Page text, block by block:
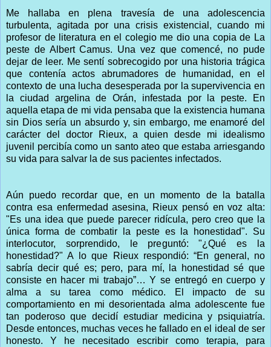
Me hallaba en plena travesía de una adolescencia
turbulenta, agitada por una crisis existencial, cuando mi
profesor de literatura en el colegio me dio una copia de La
peste de Albert Camus. Una vez que comencé, no pude
dejar de leer. Me sentí sobrecogido por una historia trágica
que contenía actos abrumadores de humanidad, en el
contexto de una lucha desesperada por la supervivencia en
la ciudad argelina de Orán, infestada por la peste. En
aquella etapa de mi vida pensaba que la existencia humana
sin Dios sería un absurdo y, sin embargo, me enamoré del
carácter del doctor Rieux, a quien desde mi idealismo
juvenil percibía como un santo ateo que estaba arriesgando
su vida para salvar la de sus pacientes infectados.
Aún puedo recordar que, en un momento de la batalla
contra esa enfermedad asesina, Rieux pensó en voz alta:
"Es una idea que puede parecer ridícula, pero creo que la
única forma de combatir la peste es la honestidad". Su
interlocutor, sorprendido, le preguntó: "¿Qué es la
honestidad?" A lo que Rieux respondió: “En general, no
sabría decir qué es; pero, para mí, la honestidad sé que
consiste en hacer mi trabajo”… Y se entregó en cuerpo y
alma a su tarea como médico. El impacto de su
comportamiento en mi desorientada alma adolescente fue
tan poderoso que decidí estudiar medicina y psiquiatría.
Desde entonces, muchas veces he fallado en el ideal de ser
honesto. Y he necesitado escribir como terapia, para